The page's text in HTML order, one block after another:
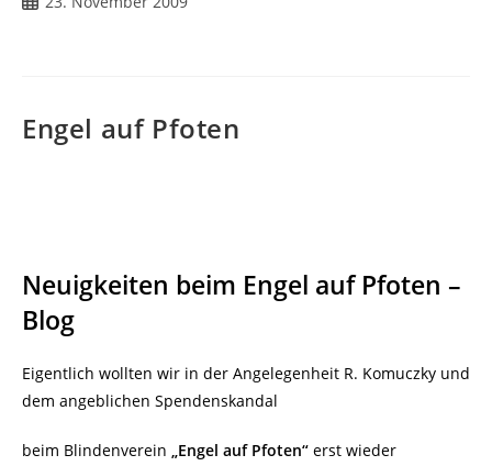
Engel auf Pfoten
Neuigkeiten beim Engel auf Pfoten –
Blog
Eigentlich wollten wir in der Angelegenheit R. Komuczky und
dem angeblichen Spendenskandal
beim Blindenverein „Engel auf Pfoten“ erst wieder